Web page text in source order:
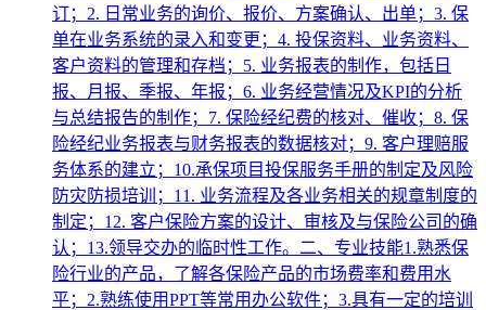
订；2. 日常业务的询价、报价、方案确认、出单；3. 保
单在业务系统的录入和变更；4. 投保资料、业务资料、
客户资料的管理和存档；5. 业务报表的制作，包括日
报、月报、季报、年报；6. 业务经营情况及KPI的分析
与总结报告的制作；7. 保险经纪费的核对、催收；8. 保
险经纪业务报表与财务报表的数据核对；9. 客户理赔服
务体系的建立；10.承保项目投保服务手册的制定及风险
防灾防损培训；11. 业务流程及各业务相关的规章制度的
制定；12. 客户保险方案的设计、审核及与保险公司的确
认；13.领导交办的临时性工作。二、专业技能1.熟悉保
险行业的产品，了解各保险产品的市场费率和费用水
平；2.熟练使用PPT等常用办公软件；3.具有一定的培训